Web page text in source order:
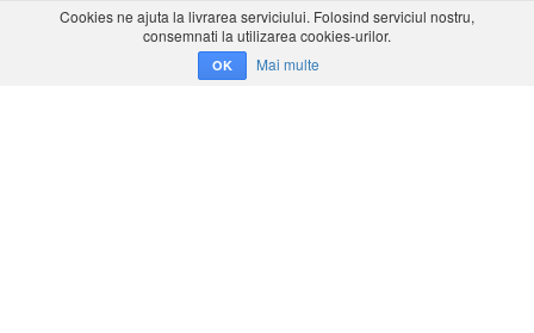
Cookies ne ajuta la livrarea serviciului. Folosind serviciul nostru,
consemnati la utilizarea cookies-urilor.
OK Mai multe